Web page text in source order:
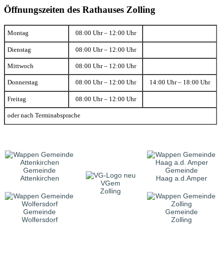
Öffnungszeiten des Rathauses Zolling
Montag 08:00 Uhr – 12:00 Uhr
Dienstag 08:00 Uhr – 12:00 Uhr
Mittwoch 08:00 Uhr – 12:00 Uhr
Donnerstag 08:00 Uhr – 12:00 Uhr 14:00 Uhr – 18:00 Uhr
Freitag 08:00 Uhr – 12:00 Uhr
oder nach Terminabsprache
Gemeinde
Attenkirchen
VGem
Zolling
Gemeinde
Haag a.d.Amper
Gemeinde
Wolfersdorf
Gemeinde
Zolling